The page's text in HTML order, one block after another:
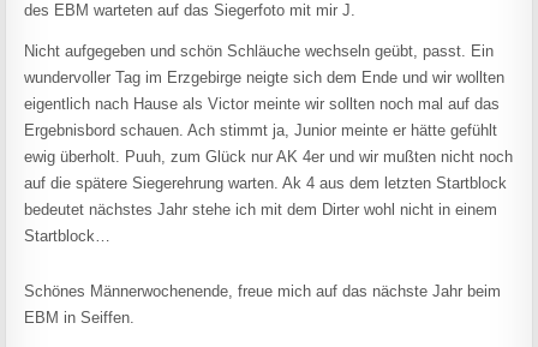
des EBM warteten auf das Siegerfoto mit mir J.
Nicht aufgegeben und schön Schläuche wechseln geübt, passt. Ein
wundervoller Tag im Erzgebirge neigte sich dem Ende und wir wollten
eigentlich nach Hause als Victor meinte wir sollten noch mal auf das
Ergebnisbord schauen. Ach stimmt ja, Junior meinte er hätte gefühlt
ewig überholt. Puuh, zum Glück nur AK 4er und wir mußten nicht noch
auf die spätere Siegerehrung warten. Ak 4 aus dem letzten Startblock
bedeutet nächstes Jahr stehe ich mit dem Dirter wohl nicht in einem
Startblock…
Schönes Männerwochenende, freue mich auf das nächste Jahr beim
EBM in Seiffen.